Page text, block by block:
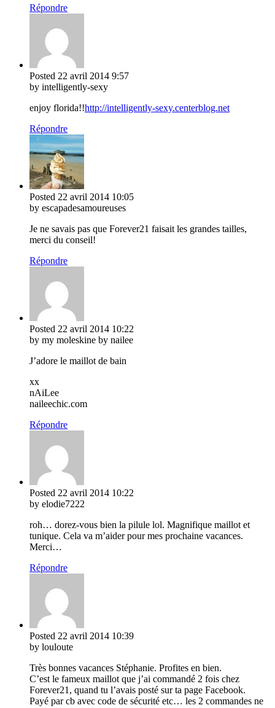
Répondre
Posted 22 avril 2014 9:57
by intelligently-sexy
enjoy florida!!http://intelligently-sexy.centerblog.net
Répondre
Posted 22 avril 2014 10:05
by escapadesamoureuses
Je ne savais pas que Forever21 faisait les grandes tailles,
merci du conseil!
Répondre
Posted 22 avril 2014 10:22
by my moleskine by nailee
J’adore le maillot de bain
xx
nAiLee
naileechic.com
Répondre
Posted 22 avril 2014 10:22
by elodie7222
roh… dorez-vous bien la pilule lol. Magnifique maillot et
tunique. Cela va m’aider pour mes prochaine vacances.
Merci…
Répondre
Posted 22 avril 2014 10:39
by louloute
Très bonnes vacances Stéphanie. Profites en bien.
C’est le fameux maillot que j’ai commandé 2 fois chez
Forever21, quand tu l’avais posté sur ta page Facebook.
Payé par cb avec code de sécurité etc… les 2 commandes ne